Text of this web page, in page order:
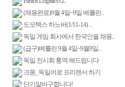
(채용완료)9월 4일~9일 베를린..
도모텍스 하노버(1/11-14) ..
독일 게임 회사에서 한국인을 채용..
(급구)베를린 9월 4일~9월9일..
독일 전시회 통역 해드립니다
크몽_독일어로 프리랜서 하기
단기알바구합니다!